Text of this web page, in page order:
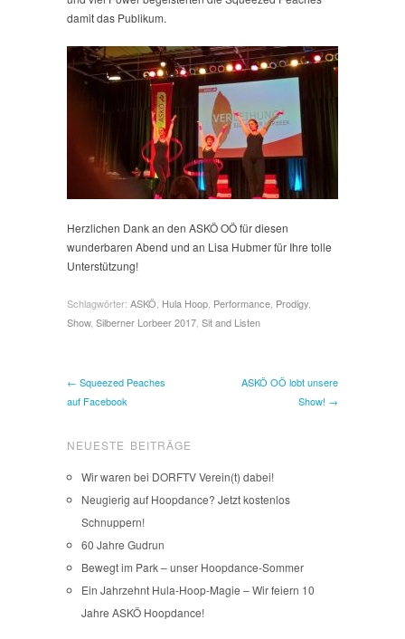
damit das Publikum.
Herzlichen Dank an den ASKÖ OÖ für diesen
wunderbaren Abend und an Lisa Hubmer für Ihre tolle
Unterstützung!
Schlagwörter: ASKÖ, Hula Hoop, Performance, Prodigy,
Show, Silberner Lorbeer 2017, Sit and Listen
← Squeezed Peaches
auf Facebook
ASKÖ OÖ lobt unsere
Show! →
NEUESTE BEITRÄGE
Wir waren bei DORFTV Verein(t) dabei!
Neugierig auf Hoopdance? Jetzt kostenlos
Schnuppern!
60 Jahre Gudrun
Bewegt im Park – unser Hoopdance-Sommer
Ein Jahrzehnt Hula-Hoop-Magie – Wir feiern 10
Jahre ASKÖ Hoopdance!